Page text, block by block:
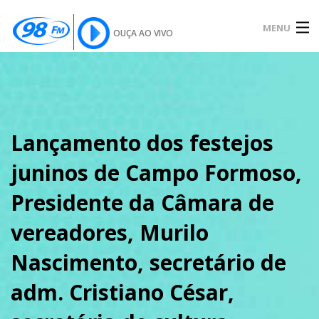
OUÇA AO VIVO MENU
SOBRE
NOTÍCIAS
PODCAST
GALERIA
Lançamento dos festejos
juninos de Campo Formoso,
Presidente da Câmara de
vereadores, Murilo
Nascimento, secretário de
adm. Cristiano César,